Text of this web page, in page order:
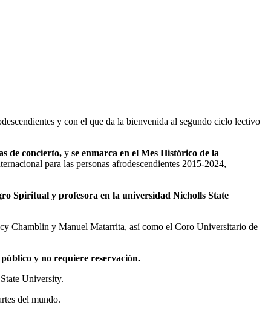
y con el que da la bienvenida al segundo ciclo lectivo
de concierto, y se enmarca en el Mes Histórico de la
para las personas afrodescendientes 2015-2024,
Spiritual y profesora en la universidad Nicholls State
Chamblin y Manuel Matarrita, así como el Coro Universitario de
y no requiere reservación.
University.
del mundo.